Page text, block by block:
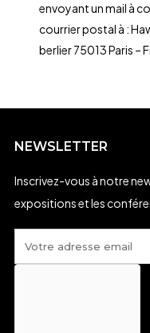
envoyant un mail à
courrier postal à :
berlier 75013 Paris –
NEWSLETTER
Inscrivez-vous à notre
expositions et les